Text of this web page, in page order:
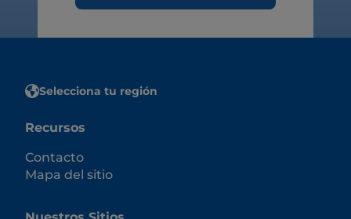
Selecciona tu región
Recursos
Contacto
Mapa del sitio